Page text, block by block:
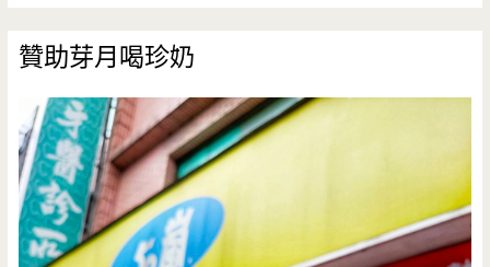
贊助芽月喝珍奶